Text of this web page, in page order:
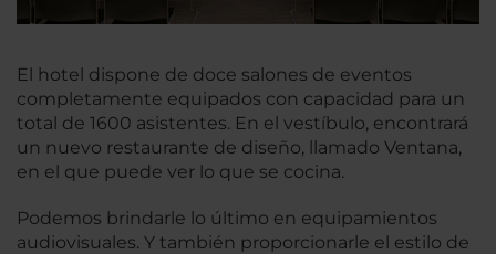
El hotel dispone de doce salones de eventos
completamente equipados con capacidad para un
total de 1600 asistentes. En el vestíbulo, encontrará
un nuevo restaurante de diseño, llamado Ventana,
en el que puede ver lo que se cocina.
Podemos brindarle lo último en equipamientos
audiovisuales. Y también proporcionarle el estilo de